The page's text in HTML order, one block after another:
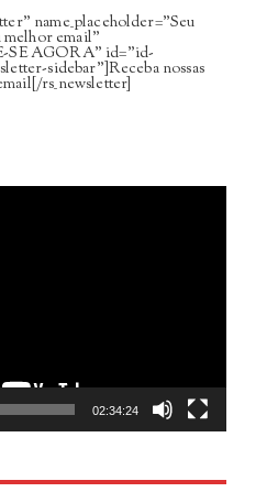
name_placeholder=”Seu
melhor email”
SE AGORA” id=”id-
sidebar”]Receba nossas
rs_newsletter]
02:34:24